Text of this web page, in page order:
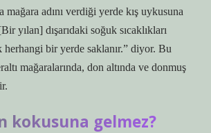
adını verdiği yerde kış uykusuna
yılan] dışarıdaki soğuk sıcaklıkları
bir yerde saklanır.” diyor. Bu
mağaralarında, don altında ve donmuş
kokusuna gelmez?